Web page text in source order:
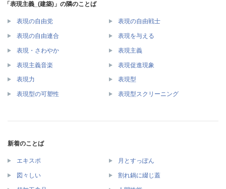
「表現主義_(建築)」の隣のことば
表現の自由党 表現の自由戦士
表現の自由連合 表現を与える
表現・さわやか 表現主義
表現主義音楽 表現促進現象
表現力 表現型
表現型の可塑性 表現型スクリーニング
新着のことば
エキスポ 月とすっぽん
図々しい 割れ鍋に綴じ蓋